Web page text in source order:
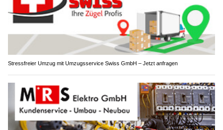
Stressfreier Umzug mit Umzugsservice Swiss GmbH – Jetzt anfragen